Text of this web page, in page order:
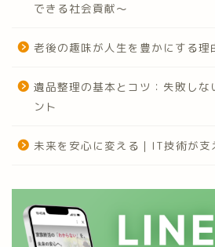
できる社会貢献～
老後の趣味が人生を豊かにする理
遺品整理の基本とコツ：失敗しな
ント
未来を安心に変える｜IT技術が支